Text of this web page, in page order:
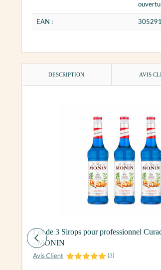
EAN :
DESCRIPTION AVIS
Lot de 3 Sirops pour professionnel
- MONIN
(3)